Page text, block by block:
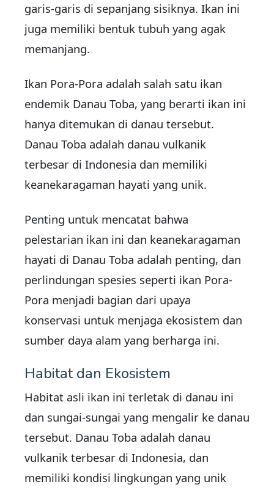
garis-garis di sepanjang sisiknya. Ikan ini
juga memiliki bentuk tubuh yang agak
memanjang.
Ikan Pora-Pora adalah salah satu ikan
endemik Danau Toba, yang berarti ikan ini
hanya ditemukan di danau tersebut.
Danau Toba adalah danau vulkanik
terbesar di Indonesia dan memiliki
keanekaragaman hayati yang unik.
Penting untuk mencatat bahwa
pelestarian ikan ini dan keanekaragaman
hayati di Danau Toba adalah penting, dan
perlindungan spesies seperti ikan Pora-
Pora menjadi bagian dari upaya
konservasi untuk menjaga ekosistem dan
sumber daya alam yang berharga ini.
Habitat dan Ekosistem
Habitat asli ikan ini terletak di danau ini
dan sungai-sungai yang mengalir ke danau
tersebut. Danau Toba adalah danau
vulkanik terbesar di Indonesia, dan
memiliki kondisi lingkungan yang unik